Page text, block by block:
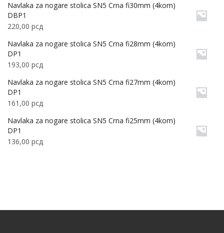
Navlaka za nogare stolica SN5 Crna fi30mm (4kom)
DBP1
220,00 рсд
Navlaka za nogare stolica SN5 Crna fi28mm (4kom)
DP1
193,00 рсд
Navlaka za nogare stolica SN5 Crna fi27mm (4kom)
DP1
161,00 рсд
Navlaka za nogare stolica SN5 Crna fi25mm (4kom)
DP1
136,00 рсд